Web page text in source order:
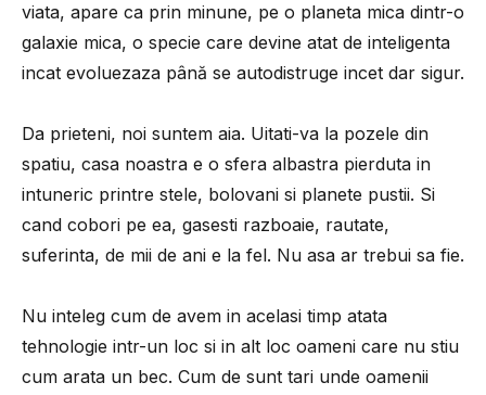
viata, apare ca prin minune, pe o planeta mica dintr-o
galaxie mica, o specie care devine atat de inteligenta
incat evoluezaza până se autodistruge incet dar sigur.
Da prieteni, noi suntem aia. Uitati-va la pozele din
spatiu, casa noastra e o sfera albastra pierduta in
intuneric printre stele, bolovani si planete pustii. Si
cand cobori pe ea, gasesti razboaie, rautate,
suferinta, de mii de ani e la fel. Nu asa ar trebui sa fie.
Nu inteleg cum de avem in acelasi timp atata
tehnologie intr-un loc si in alt loc oameni care nu stiu
cum arata un bec. Cum de sunt tari unde oamenii